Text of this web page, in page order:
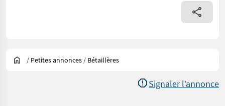
/ Petites annonces / Bétaillères
Signaler l’annonce